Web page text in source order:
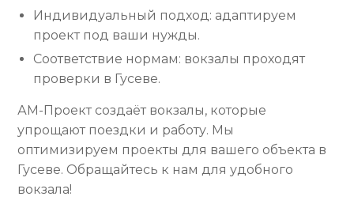
Индивидуальный подход: адаптируем
проект под ваши нужды.
Соответствие нормам: вокзалы проходят
проверки в Гусеве.
АМ-Проект создаёт вокзалы, которые
упрощают поездки и работу. Мы
оптимизируем проекты для вашего объекта в
Гусеве. Обращайтесь к нам для удобного
вокзала!